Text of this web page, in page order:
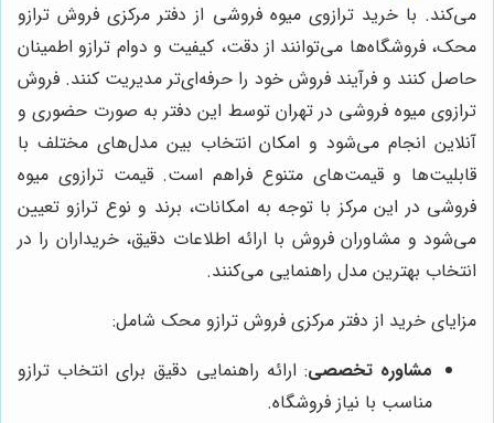
می‌کند. با خرید ترازوی میوه فروشی از دفتر مرکزی فروش ترازو
محک، فروشگاه‌ها می‌توانند از دقت، کیفیت و دوام ترازو اطمینان
حاصل کنند و فرآیند فروش خود را حرفه‌ای‌تر مدیریت کنند. فروش
ترازوی میوه فروشی در تهران توسط این دفتر به صورت حضوری و
آنلاین انجام می‌شود و امکان انتخاب بین مدل‌های مختلف با
قابلیت‌ها و قیمت‌های متنوع فراهم است. قیمت ترازوی میوه
فروشی در این مرکز با توجه به امکانات، برند و نوع ترازو تعیین
می‌شود و مشاوران فروش با ارائه اطلاعات دقیق، خریداران را در
انتخاب بهترین مدل راهنمایی می‌کنند.
مزایای خرید از دفتر مرکزی فروش ترازو محک شامل:
مشاوره تخصصی: ارائه راهنمایی دقیق برای انتخاب ترازو
مناسب با نیاز فروشگاه.